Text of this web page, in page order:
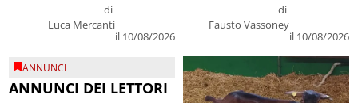
di
Luca Mercanti
il 10/08/2026
di
Fausto Vassoney
il 10/08/2026
ANNUNCI
ANNUNCI DEI LETTORI